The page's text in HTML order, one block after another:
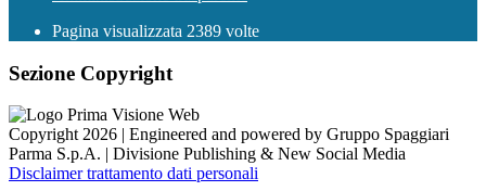
Pagina visualizzata 2389 volte
Sezione Copyright
Copyright 2026 | Engineered and powered by Gruppo Spaggiari
Parma S.p.A. | Divisione Publishing & New Social Media
Disclaimer trattamento dati personali